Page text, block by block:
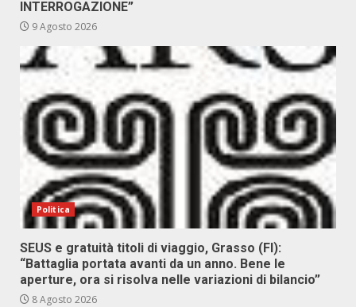
INTERROGAZIONE”
9 Agosto 2026
Politica
SEUS e gratuità titoli di viaggio, Grasso (FI):
“Battaglia portata avanti da un anno. Bene le
aperture, ora si risolva nelle variazioni di bilancio”
8 Agosto 2026